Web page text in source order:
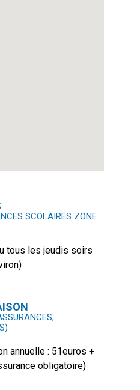
SCOLAIRES ZONE
tous les jeudis soirs
annuelle : 51euros +
obligatoire)